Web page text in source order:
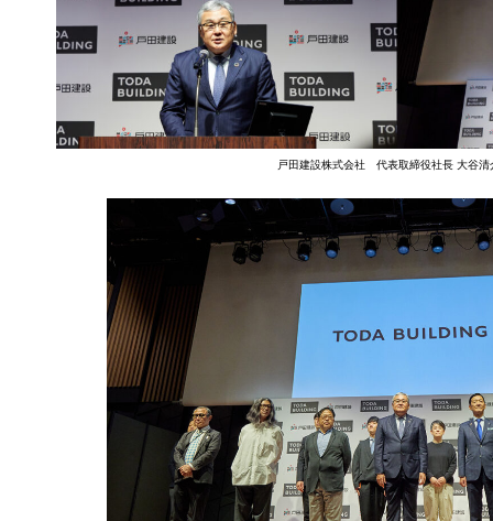
戸田建設株式会社 代表取締役社長 大谷清